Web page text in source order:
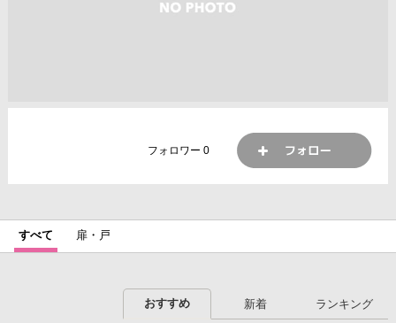
フォロワー0
すべて 扉・戸
おすすめ 新着 ランキング